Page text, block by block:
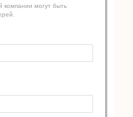
компании могут быть